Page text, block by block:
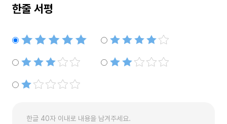
한줄 서평
별점5개 별점4개
별점3개 별점2개
별점1개